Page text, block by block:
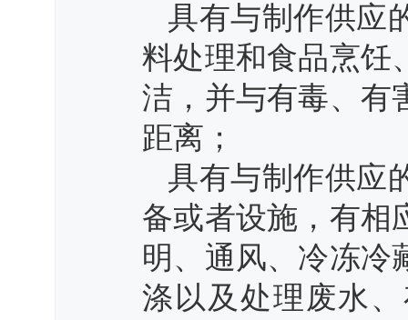
具有与制作供应
料处理和食品烹饪
洁，并与有毒、有
距离；
具有与制作供应
备或者设施，有相
明、通风、冷冻冷
涤以及处理废水